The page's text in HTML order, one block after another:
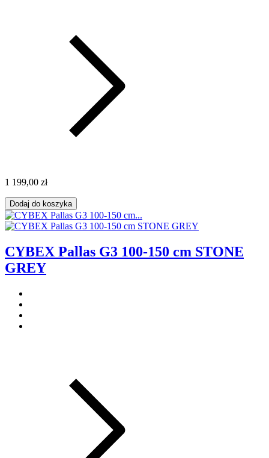
1 199,00 zł
Dodaj do koszyka
CYBEX Pallas G3 100-150 cm STONE
GREY